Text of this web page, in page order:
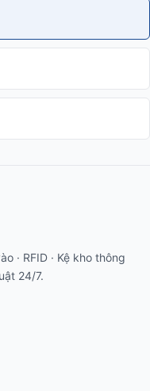
· RFID · Kệ kho thông
24/7.